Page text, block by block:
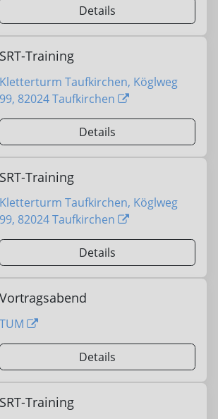
Details
SRT-Training
Kletterturm Taufkirchen, Köglweg
99, 82024 Taufkirchen
Details
SRT-Training
Kletterturm Taufkirchen, Köglweg
99, 82024 Taufkirchen
Details
Vortragsabend
TUM
Details
SRT-Training